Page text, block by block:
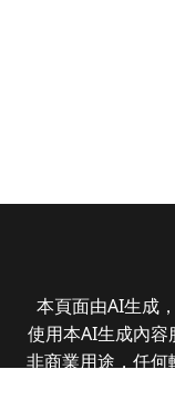
本頁面由AI生成
使用本AI生成內
非商業用途，任